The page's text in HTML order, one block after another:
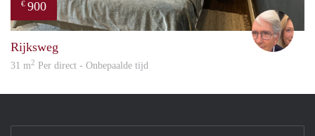
€ 900
Rijksweg
31 m2 Per direct - Onbepaalde tijd